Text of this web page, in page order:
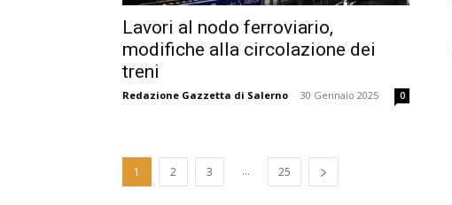
Lavori al nodo ferroviario,
modifiche alla circolazione dei
treni
Redazione Gazzetta di Salerno - 30 Gennaio 2025 0
1 2 3 ... 25